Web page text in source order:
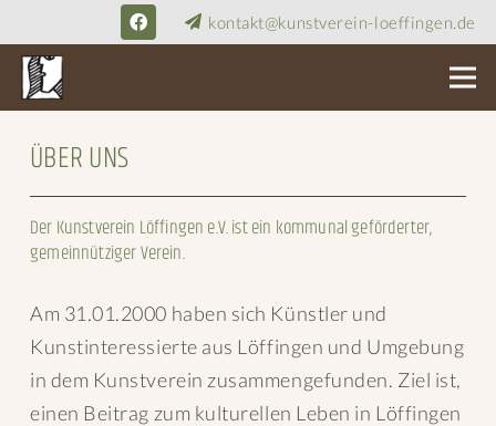
kontakt@kunstverein-loeffingen.de
ÜBER UNS
Der Kunstverein Löffingen e.V. ist ein kommunal geförderter,
gemeinnütziger Verein.
Am 31.01.2000 haben sich Künstler und
Kunstinteressierte aus Löffingen und Umgebung
in dem Kunstverein zusammengefunden. Ziel ist,
einen Beitrag zum kulturellen Leben in Löffingen